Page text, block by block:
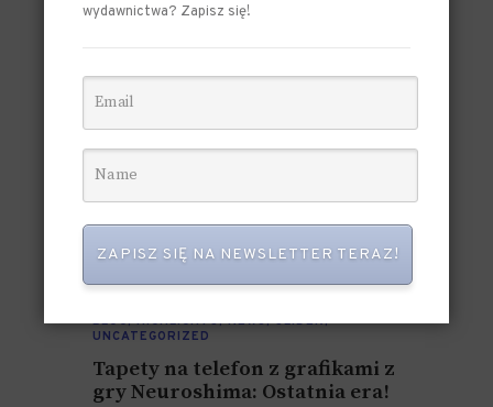
BLOG,
Neuroshima: Ostatnia era –
BETA zasad gotowa!
Dawid Wolski
BLOG,HIGHLIGHTS,NEWS,SLIDER,
UNCATEGORIZED
Tapety na telefon z grafikami z
gry Neuroshima: Ostatnia era!
wydawnictwa? Zapisz się!
ZAPISZ SIĘ NA NEWSLETTER TERAZ!